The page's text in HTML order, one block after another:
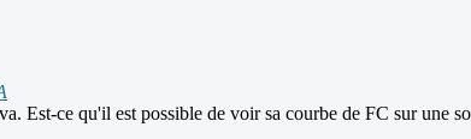
Est-ce qu'il est possible de voir sa courbe de FC sur une